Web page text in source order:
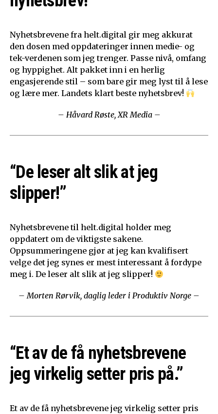
Nyhetsbrevene fra helt.digital gir meg akkurat
den dosen med oppdateringer innen medie- og
tek-verdenen som jeg trenger. Passe nivå, omfang
og hyppighet. Alt pakket inn i en herlig
engasjerende stil – som bare gir meg lyst til å lese
og lære mer. Landets klart beste nyhetsbrev!
– Håvard Røste, XR Media –
“De leser alt slik at jeg
slipper!”
Nyhetsbrevene til helt.digital holder meg
oppdatert om de viktigste sakene.
Oppsummeringene gjør at jeg kan kvalifisert
velge det jeg synes er mest interessant å fordype
meg i. De leser alt slik at jeg slipper!
– Morten Rørvik, daglig leder i Produktiv Norge –
“Et av de få nyhetsbrevene
jeg virkelig setter pris på.”
Et av de få nyhetsbrevene jeg virkelig setter pris